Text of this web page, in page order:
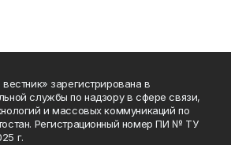
зарегистрирована в
службы по надзору в сфере связи,
и массовых коммуникаций по
Регистрационный номер ПИ № ТУ
г.